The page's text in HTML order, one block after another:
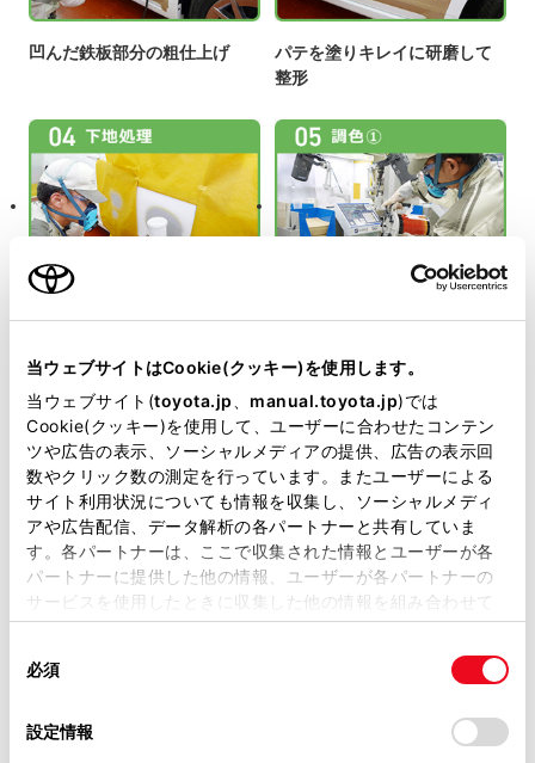
当ウェブサイトはCookie(クッキー)を使用します。
当ウェブサイト(toyota.jp manual.toyota.jp)では
Cookie(クッキー)を使用して、ユーザーに合わせたコンテン
ツや広告の表示、ソーシャルメディアの提供、広告の表示回
数やクリック数の測定を行っています。またユーザーによる
サイト利用状況についても情報を収集し、ソーシャルメディ
アや広告配信、データ解析の各パートナーと共有していま
す。各パートナーは、ここで収集された情報とユーザーが各
パートナーに提供した他の情報、ユーザーが各パートナーの
サービスを使用したときに収集した他の情報を組み合わせて
使用することがあります。当ウェブサイトの使用を続行する
デバイスにすべてのCookie(クッキー)が保存されることに同
意したことになります。Cookie(クッキー)のオプトアウト、
必須
設定情報
凹んだ鉄板部分の粗仕上げ
パテを塗りキレイに研磨して
整形
耐久性を確保し表面を滑らか
標準色で塗料を作成
実車の色に合うよう繰り返し
微調整
修理箇所以外を覆う（含む部
品取外し）